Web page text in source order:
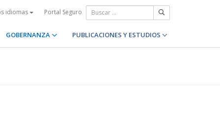
idiomas Portal Seguro
GOBERNANZA PUBLICACIONES Y ESTUDIOS